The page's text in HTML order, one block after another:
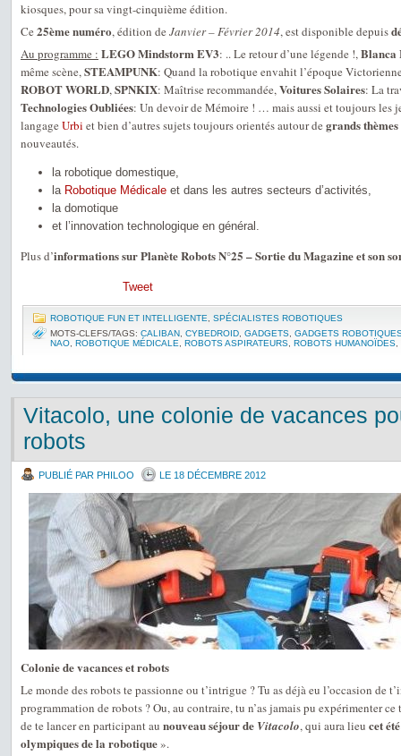
kiosques, pour sa vingt-cinquième édition.
Ce 25ème numéro, édition de Janvier – Février 2014, est disponible depuis
Au programme : LEGO Mindstorm EV3: .. Le retour d’une légende !,Blanca
même scène,STEAMPUNK: Quand la robotique envahit l’époque
ROBOT WORLD,SPNKIX: Maîtrise recommandée,Voitures Solaires: La
Technologies Oubliées: Un devoir de Mémoire ! … mais aussi et toujours les
langage Urbi et bien d’autres sujets toujours orientés autour de grands
nouveautés.
la robotique domestique,
la Robotique Médicale et dans les autres secteurs d’activités,
la domotique
et l’innovation technologique en général.
Plus d’informations sur Planète Robots N°25 – Sortie du Magazine et son
Tweet
ROBOTIQUE FUN ET INTELLIGENTE
SPÉCIALISTES ROBOTIQUES
MOTS-CLEFS/TAGS: CALIBAN CYBEDROID GADGETS GADGETS
NAO ROBOTIQUE MÉDICALE ROBOTS ASPIRATEURS ROBOTS HUMANOÏDES
Vitacolo, une colonie de vacances
robots
PUBLIÉ PAR PHILOO LE 18 DÉCEMBRE 2012
Colonie de vacances et robots
Le monde des robots te passionne ou t’intrigue ? Tu as déjà eu l’occasion de
programmation de robots ? Ou, au contraire, tu n’as jamais pu expérimenter
de te lancer en participant au nouveau séjour de Vitacolo, qui aura lieu cet
olympiques de la robotique».